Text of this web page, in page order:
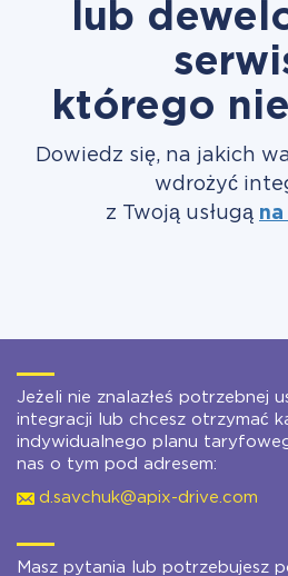
lub
którego
Dowiedz się, na jakich
wdrożyć
z Twoją usługą
Jeżeli nie znalazłeś potrzebnej
integracji lub chcesz otrzymać
indywidualnego planu
nas o tym pod adresem:
d.savchuk@apix-drive.com
Masz pytania lub potrzebujesz